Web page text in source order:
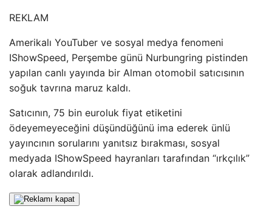
REKLAM
Amerikalı YouTuber ve sosyal medya fenomeni
IShowSpeed, Perşembe günü Nurbungring pistinden
yapılan canlı yayında bir Alman otomobil satıcısının
soğuk tavrına maruz kaldı.
Satıcının, 75 bin euroluk fiyat etiketini
ödeyemeyeceğini düşündüğünü ima ederek ünlü
yayıncının sorularını yanıtsız bırakması, sosyal
medyada IShowSpeed ​​hayranları tarafından “ırkçılık”
olarak adlandırıldı.